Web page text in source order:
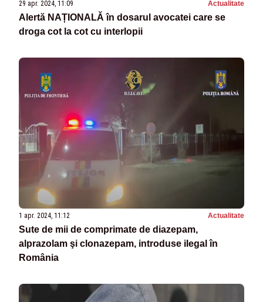
29 apr. 2024, 11:09 Actualitate
Alertă NAȚIONALĂ în dosarul avocatei care se
droga cot la cot cu interlopii
1 apr. 2024, 11:12 Actualitate
Sute de mii de comprimate de diazepam,
alprazolam şi clonazepam, introduse ilegal în
România